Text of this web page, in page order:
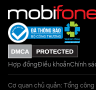
Hợp đồngĐiều khoảnChính
Cơ quan chủ quản: Tổng